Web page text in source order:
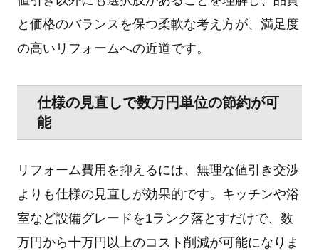
と価格のバランスを保つ柔軟な考え方が、満足度
の高いリフォームへの近道です。
仕様の見直しで数万円単位の節約が可
能
リフォーム費用を抑えるには、無理な値引き交渉
よりも仕様の見直しが効果的です。キッチンや浴
室など設備グレードを1ランク落とすだけで、数
万円から十万円以上のコスト削減が可能になりま